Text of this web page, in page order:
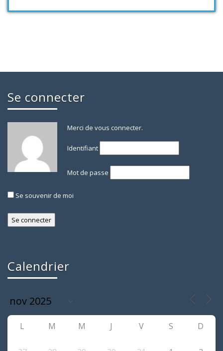
Se connecter
Merci de vous connecter.
Identifiant
Mot de passe
Se souvenir de moi
Calendrier
L M M J V S D